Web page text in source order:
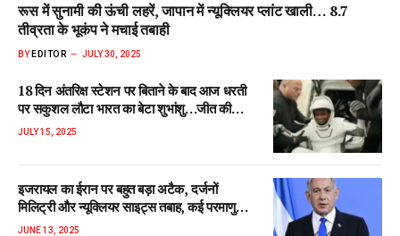
रूस में सुनामी की ऊंची लहरें, जापान में न्यूक्लियर प्लांट खाली… 8.7
तीव्रता के भूकंप ने मचाई तबाही
BY EDITOR JULY 30, 2025
18 दिन अंतरिक्ष स्टेशन पर बिताने के बाद आज धरती
पर सकुशल लौटा भारत का बेटा शुभांशु…जीत की
मुस्कुराहट के साथ हाथ हिलाकर किया अभिवादन
JULY 15, 2025
इजरायल का ईरान पर बहुत बड़ा अटैक, दर्जनों
मिलिट्री और न्यूक्लियर साइट्स तबाह, कई परमाणु
वैज्ञानिकों और कमांडरों को भी मारने का दावा
JUNE 13, 2025